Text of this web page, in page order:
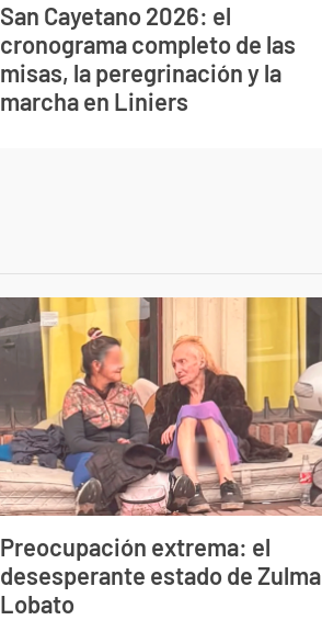
San Cayetano 2026: el
cronograma completo de las
misas, la peregrinación y la
marcha en Liniers
Preocupación extrema: el
desesperante estado de Zulma
Lobato